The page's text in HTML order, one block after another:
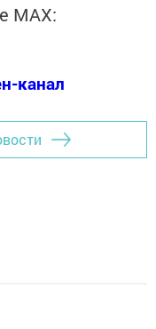
MАХ:
канал